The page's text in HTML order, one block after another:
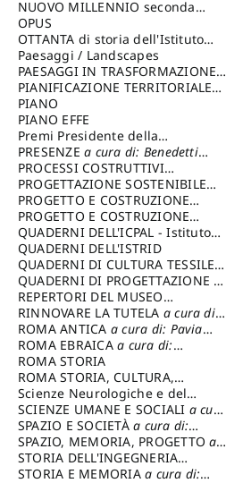
Capaldo Pellegrino
NUOVO MILLENNIO seconda
serie
Francesco
OPUS
OTTANTA di storia dell'Istituto
storia dell’Istitutoa cura di:
Cavalieri Patrizia
Paesaggi / Landscapes
PAESAGGI IN TRASFORMAZIONEa
cura di: Corti Enrico A.
PIANIFICAZIONE TERRITORIALE
URBANISTICA ED AMBIENTALE
cura di: Costa Enrico
PIANO
PIANO EFFE
Premi Presidente della
Repubblica
PRESENZEa cura di: Benedetti
Sandro
PROCESSI COSTRUTTIVI
DELL'ARCHITETTURAa cura di:
Ippoliti Alessandro
PROGETTAZIONE SOSTENIBILE
PARTECIPATA
PROGETTO E COSTRUZIONE
DELL’ARCHITETTURA
PROGETTO E COSTRUZIONE
SOSTENIBILE
QUADERNI DELL'ICPAL - Istituto
centrale per il restauro e la
conservazione del patrimonio
archivistico e librario
QUADERNI DELL'ISTRID
QUADERNI DI CULTURA TESSILEa
cura di: Crispolti Livia
QUADERNI DI PROGETTAZIONE a
cura di: Giura Longo Tommaso
REPERTORI DEL MUSEO
CENTRALE DEL RISORGIMENTOa
cura di: Pizzo Marco
RINNOVARE LA TUTELA a cura di:
Cicalò Enrico
ROMA ANTICA a cura di: Pavia
Carlo
ROMA EBRAICAa cura di:
Procaccia Claudio
ROMA STORIA
ROMA STORIA, CULTURA,
IMMAGINEa cura di: Fagiolo
Marcello
Scienze Neurologiche e del
Comportamento
SCIENZE UMANE E SOCIALI a cura
di: Iannizzi Salvatore
SPAZIO E SOCIETÀa cura di:
Cassetti Roberto
SPAZIO, MEMORIA, PROGETTOa
cura di: Rossi Massimo
STORIA DELL'INGEGNERIA
STRUTTURALE IN ITALIAa cura di:
STORIA E MEMORIAa cura di: